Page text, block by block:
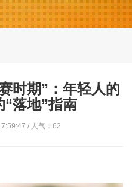
时期”：年轻人的
“落地”指南
/ 人气：62